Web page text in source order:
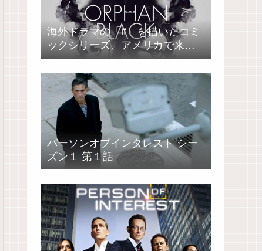
海外ドラマの「if」を描いたコミ
ックシリーズ、アメリカで来春
発売
パーソンオブインタレスト シー
ズン１ 第１話